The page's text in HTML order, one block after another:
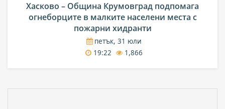
Хасково – Община Крумовград подпомага
огнеборците в малките населени места с
пожарни хидранти
петък, 31 юли
19:22
1,866